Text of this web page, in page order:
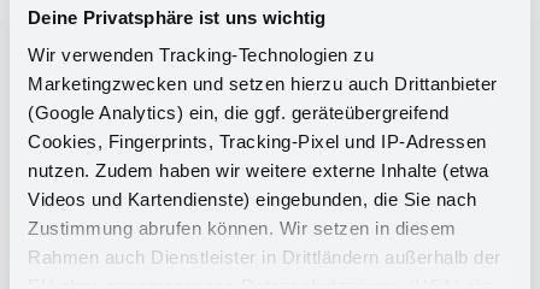
Deine Privatsphäre ist uns wichtig
Wir verwenden Tracking-Technologien zu
Marketingzwecken und setzen hierzu auch Drittanbieter
(Google Analytics) ein, die ggf. geräteübergreifend
Cookies, Fingerprints, Tracking-Pixel und IP-Adressen
nutzen. Zudem haben wir weitere externe Inhalte (etwa
Videos und Kartendienste) eingebunden, die Sie nach
Zustimmung abrufen können. Wir setzen in diesem
Rahmen auch Dienstleister in Drittländern außerhalb der
Küchen-Organizer